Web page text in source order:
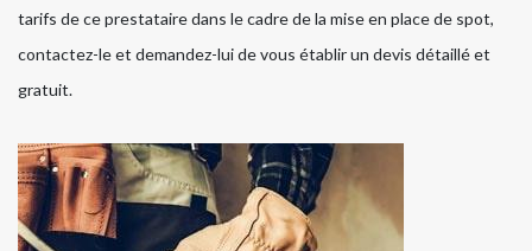
tarifs de ce prestataire dans le cadre de la mise en place de spot,
contactez-le et demandez-lui de vous établir un devis détaillé et
gratuit.